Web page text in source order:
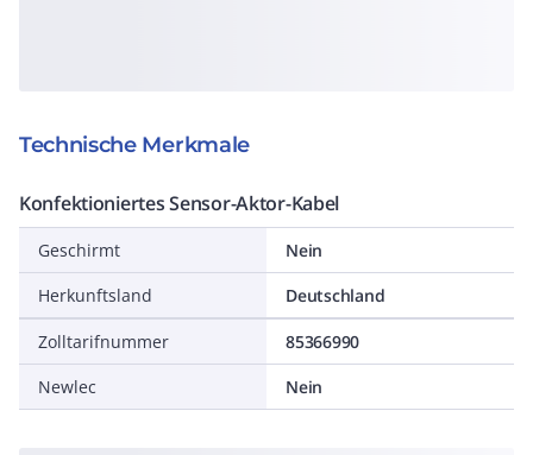
Technische Merkmale
Konfektioniertes Sensor-Aktor-Kabel
Geschirmt
Nein
Herkunftsland
Deutschland
Zolltarifnummer
85366990
Newlec
Nein